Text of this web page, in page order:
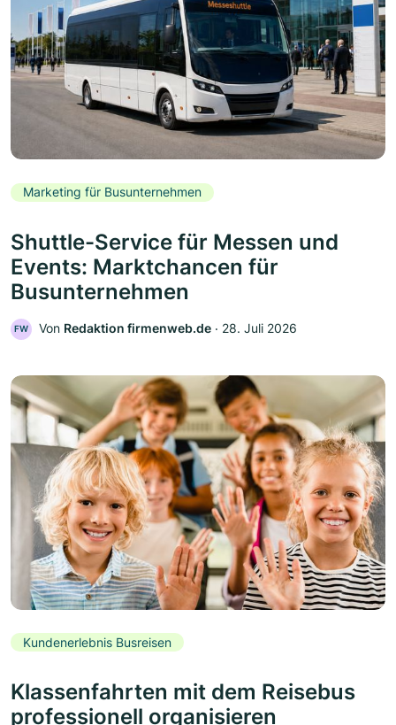
Marketing für Busunternehmen
Shuttle-Service für Messen und
Events: Marktchancen für
Busunternehmen
FW Von Redaktion firmenweb.de ‧ 28. Juli 2026
Kundenerlebnis Busreisen
Klassenfahrten mit dem Reisebus
professionell organisieren